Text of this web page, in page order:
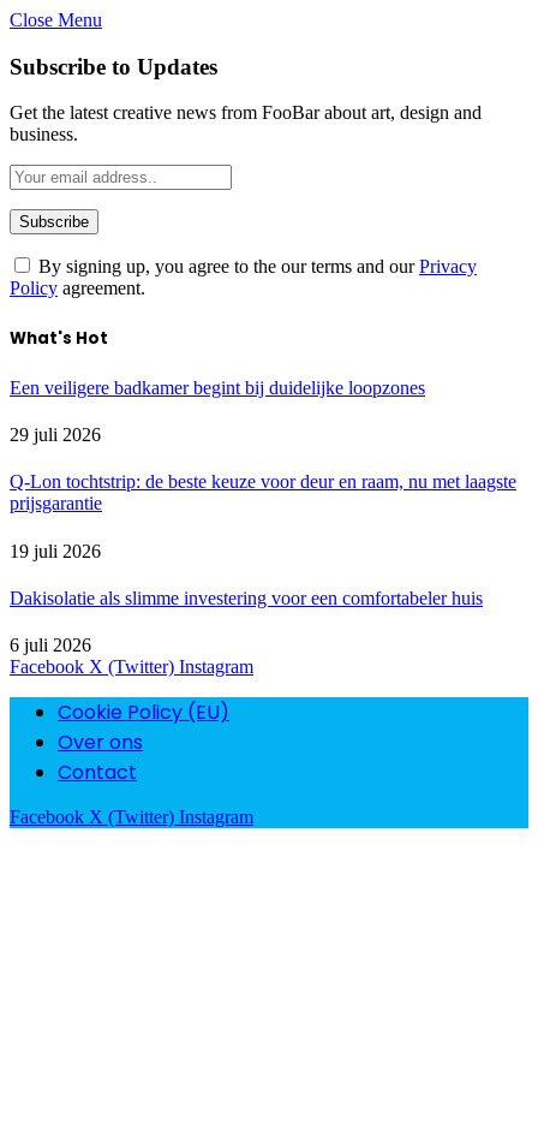
Close Menu
Subscribe to Updates
Get the latest creative news from FooBar about art, design and
business.
By signing up, you agree to the our terms and ourPrivacy
Policy agreement.
What's Hot
Een veiligere badkamer begint bij duidelijke loopzones
29 juli 2026
Q-Lon tochtstrip: de beste keuze voor deur en raam, nu met laagste
prijsgarantie
19 juli 2026
Dakisolatie als slimme investering voor een comfortabeler huis
6 juli 2026
Facebook X (Twitter) Instagram
Cookie Policy (EU)
Over ons
Contact
Facebook X (Twitter) Instagram